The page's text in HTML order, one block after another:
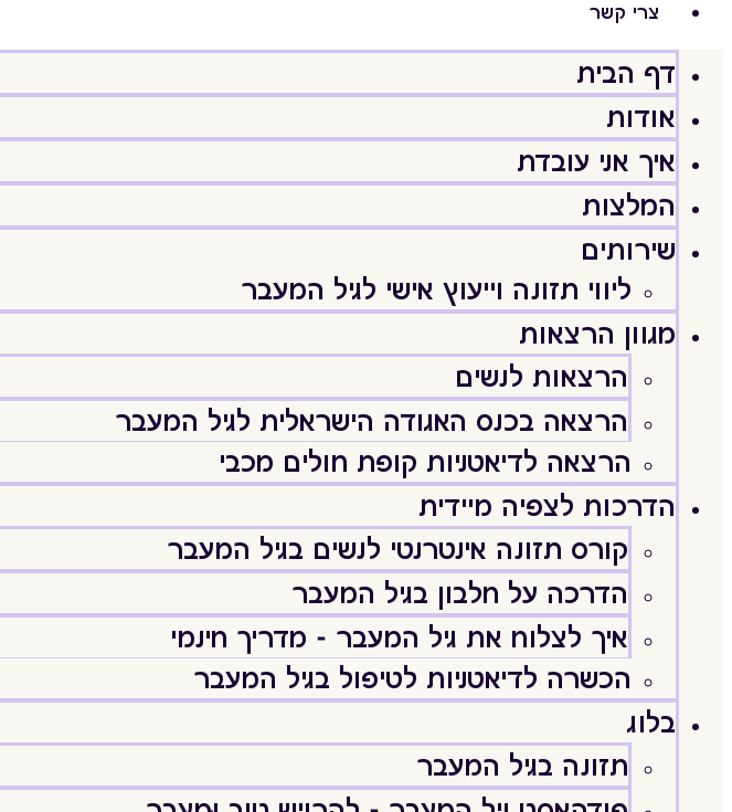
צרי קשר
דף הבית
אודות
איך אני עובדת
המלצות
שירותים
ליווי תזונה וייעוץ אישי לגיל המעבר
מגוון הרצאות
הרצאות לנשים
הרצאה בכנס האגודה הישראלית לגיל המעבר
הרצאה לדיאטניות קופת חולים מכבי
הדרכות לצפיה מיידית
קורס תזונה אינטרנטי לנשים בגיל המעבר
הדרכה על חלבון בגיל המעבר
איך לצלוח את גיל המעבר - מדריך חינמי
הכשרה לדיאטניות לטיפול בגיל המעבר
בלוג
תזונה בגיל המעבר